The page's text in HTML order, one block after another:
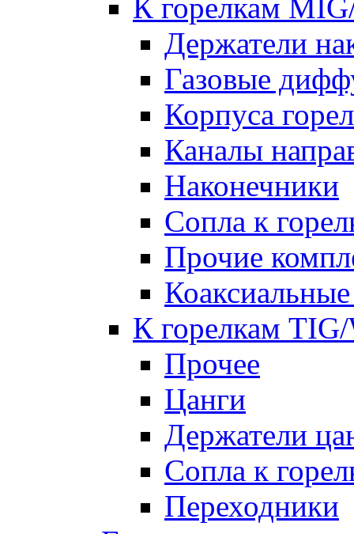
К горелкам
Держатели
Газовые
Корпуса
Каналы
Наконечники
Сопла к
Прочие
К горелкам
Прочее
Цанги
Держатели
Сопла к
Переходники